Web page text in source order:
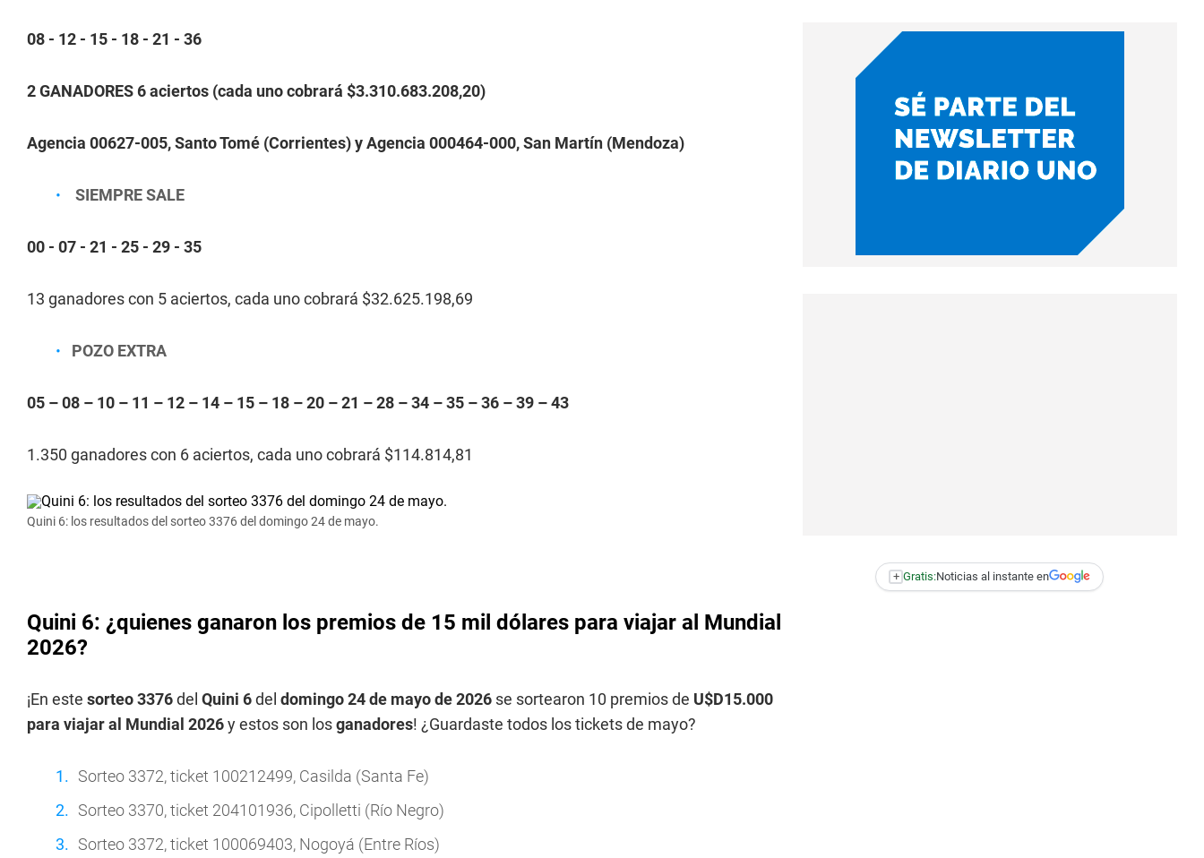
08 - 12 - 15 - 18 - 21 - 36
2 GANADORES 6 aciertos (cada uno cobrará $3.310.683.208,20)
Agencia 00627-005, Santo Tomé (Corrientes) y Agencia 000464-000, San Martín (Mendoza)
SIEMPRE SALE
00 - 07 - 21 - 25 - 29 - 35
13 ganadores con 5 aciertos, cada uno cobrará $32.625.198,69
POZO EXTRA
05 – 08 – 10 – 11 – 12 – 14 – 15 – 18 – 20 – 21 – 28 – 34 – 35 – 36 – 39 – 43
1.350 ganadores con 6 aciertos, cada uno cobrará $114.814,81
Quini 6: los resultados del sorteo 3376 del domingo 24 de mayo.
Quini 6: ¿quienes ganaron los premios de 15 mil dólares para viajar al Mundial
2026?
¡En este sorteo 3376del Quini 6del domingo 24 de mayo de 2026 se sortearon 10 premios de U$D15.000
para viajar al Mundial 2026y estos son losganadores! ¿Guardaste todos los tickets de mayo?
Sorteo 3372, ticket 100212499, Casilda (Santa Fe)
Sorteo 3370, ticket 204101936, Cipolletti (Río Negro)
Sorteo 3372, ticket 100069403, Nogoyá (Entre Ríos)
+ Gratis:Noticias al instante en